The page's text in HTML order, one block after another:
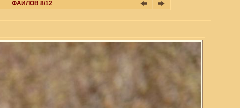
ФАЙЛОВ 8/12